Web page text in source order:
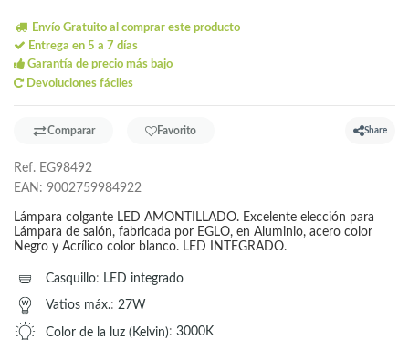
Envío Gratuito al comprar este producto
Entrega en 5 a 7 días
Garantía de precio más bajo
Devoluciones fáciles
Comparar Favorito Share
Ref. EG98492
EAN: 9002759984922
Lámpara colgante LED AMONTILLADO. Excelente elección para
Lámpara de salón, fabricada por EGLO, en Aluminio, acero color
Negro y Acrílico color blanco. LED INTEGRADO.
Casquillo: LED integrado
Vatios máx.: 27W
Color de la luz (Kelvin): 3000K